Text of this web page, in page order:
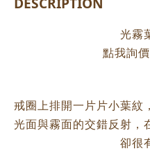
光霧
點我詢價
戒圈上排開一片片小葉紋
光面與霧面的交錯反射，
卻很